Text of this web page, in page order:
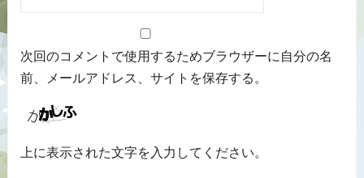
次回のコメントで使用するためブラウザーに自分の名
前、メールアドレス、サイトを保存する。
上に表示された文字を入力してください。